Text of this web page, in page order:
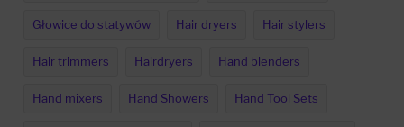
Głowice do statywów Hair dryers Hair stylers
Hair trimmers Hairdryers Hand blenders
Hand mixers Hand Showers Hand Tool Sets